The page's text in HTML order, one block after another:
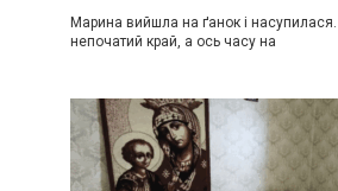
Марина вийшла на ґанок і
непочатий край, а ось часу на